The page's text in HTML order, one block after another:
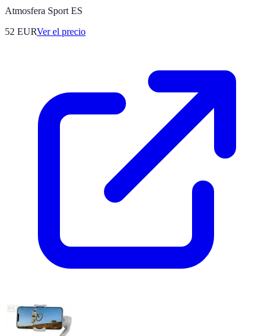
Atmosfera Sport ES
52 EURVer el precio